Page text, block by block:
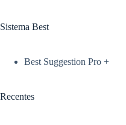
Sistema Best
Best Suggestion Pro +
Recentes